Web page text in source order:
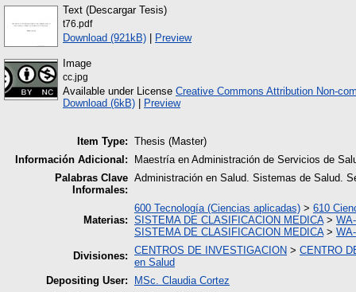
Text (Descargar Tesis)
t76.pdf
Download (921kB) | Preview
Image
cc.jpg
Available under License Creative Commons Attribution Non-
Download (6kB) | Preview
Item Type: Thesis (Master)
Información Adicional:
Maestría en Administración de Servicios de
Palabras Clave
Informales:
Administración en Salud. Sistemas de Salud.
Materias:
600 Tecnología (Ciencias aplicadas) > 610
SISTEMA DE CLASIFICACION MEDICA>
SISTEMA DE CLASIFICACION MEDICA>
Divisiones: CENTROS DE INVESTIGACION > CENTRO
en Salud
Depositing User:
MSc. Claudia Cortez